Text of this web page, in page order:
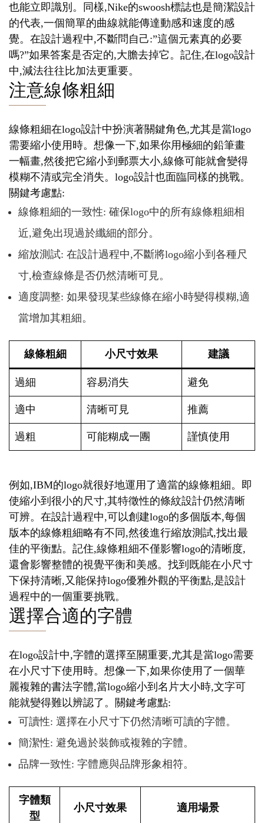
也能立即識別。同樣,Nike的swoosh標誌也是簡潔設計
的代表,一個簡單的曲線就能傳達動感和速度的感
覺。在設計過程中,不斷問自己:”這個元素真的必要
嗎?”如果答案是否定的,大膽去掉它。記住,在logo設計
中,減法往往比加法更重要。
注意線條粗細
線條粗細在logo設計中扮演著關鍵角色,尤其是當logo
需要縮小使用時。想像一下,如果你用極細的鉛筆畫
一幅畫,然後把它縮小到郵票大小,線條可能就會變得
模糊不清或完全消失。logo設計也面臨同樣的挑戰。
關鍵考慮點:
線條粗細的一致性: 確保logo中的所有線條粗細相
近,避免出現過於纖細的部分。
縮放測試: 在設計過程中,不斷將logo縮小到各種尺
寸,檢查線條是否仍然清晰可見。
適度調整: 如果發現某些線條在縮小時變得模糊,適
當增加其粗細。
線條粗細 小尺寸效果 建議
過細 容易消失 避免
適中 清晰可見 推薦
過粗 可能糊成一團 謹慎使用
例如,IBM的logo就很好地運用了適當的線條粗細。即
使縮小到很小的尺寸,其特徵性的條紋設計仍然清晰
可辨。在設計過程中,可以創建logo的多個版本,每個
版本的線條粗細略有不同,然後進行縮放測試,找出最
佳的平衡點。記住,線條粗細不僅影響logo的清晰度,
還會影響整體的視覺平衡和美感。找到既能在小尺寸
下保持清晰,又能保持logo優雅外觀的平衡點,是設計
過程中的一個重要挑戰。
選擇合適的字體
在logo設計中,字體的選擇至關重要,尤其是當logo需要
在小尺寸下使用時。想像一下,如果你使用了一個華
麗複雜的書法字體,當logo縮小到名片大小時,文字可
能就變得難以辨認了。關鍵考慮點:
可讀性: 選擇在小尺寸下仍然清晰可讀的字體。
簡潔性: 避免過於裝飾或複雜的字體。
品牌一致性: 字體應與品牌形象相符。
字體類
型
小尺寸效果 適用場景